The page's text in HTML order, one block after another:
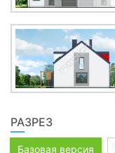
РАЗРЕЗ
Базовая версия